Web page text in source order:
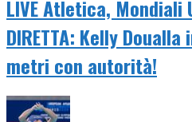
LIVE Atletica, Mondiali
DIRETTA: Kelly
metri con autorità!